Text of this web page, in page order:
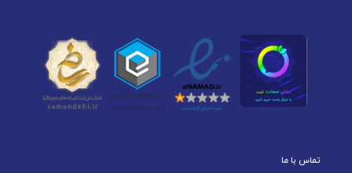
تماس با ما